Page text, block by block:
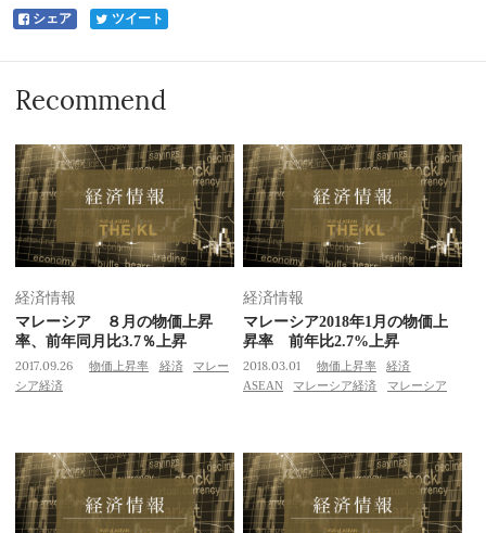
シェア ツイート
Recommend
経済情報
マレーシア ８月の物価上昇
率、前年同月比3.7％上昇
2017.09.26 物価上昇率 経済
マレー
シア経済
経済情報
マレーシア2018年1月の物価上
昇率 前年比2.7%上昇
2018.03.01 物価上昇率
経済
ASEAN
マレーシア経済 マレーシア